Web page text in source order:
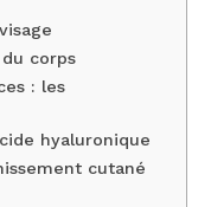
corps
: les
hyaluronique
cutané